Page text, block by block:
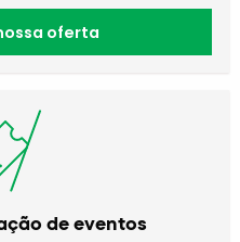
oferta
de eventos